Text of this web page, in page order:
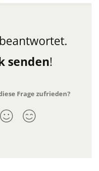
senden!
Frage zufrieden?